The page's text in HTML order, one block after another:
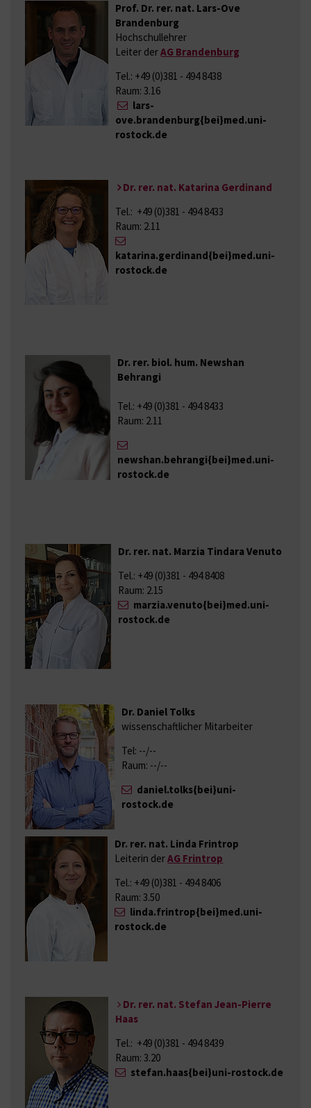
Prof. Dr. rer. nat. Lars-Ove
Brandenburg
Hochschullehrer
Leiter derAG Brandenburg
Tel.: +49 (0)381 - 494 8438
Raum: 3.16
lars-
ove.brandenburg{bei}med.uni-
rostock.de
Dr. rer. nat. Katarina Gerdinand
Tel.: +49 (0)381 - 494 8433
Raum: 2.11
katarina.gerdinand{bei}med.uni-
rostock.de
Dr. rer. biol. hum. Newshan
Behrangi
Tel.: +49 (0)381 - 494 8433
Raum: 2.11
newshan.behrangi{bei}med.uni-
rostock.de
Dr. rer. nat. Marzia Tindara Venuto
Tel.: +49 (0)381 - 494 8408
Raum: 2.15
marzia.venuto{bei}med.uni-
rostock.de
Dr. Daniel Tolks
wissenschaftlicher Mitarbeiter
Tel: --/--
Raum: --/--
daniel.tolks{bei}uni-
rostock.de
Dr. rer. nat. Linda Frintrop
Leiterin derAG Frintrop
Tel.: +49 (0)381 - 494 8406
Raum: 3.50
linda.frintrop{bei}med.uni-
rostock.de
Dr. rer. nat. Stefan Jean-Pierre
Haas
Tel.: +49 (0)381 - 494 8439
Raum: 3.20
stefan.haas{bei}uni-rostock.de